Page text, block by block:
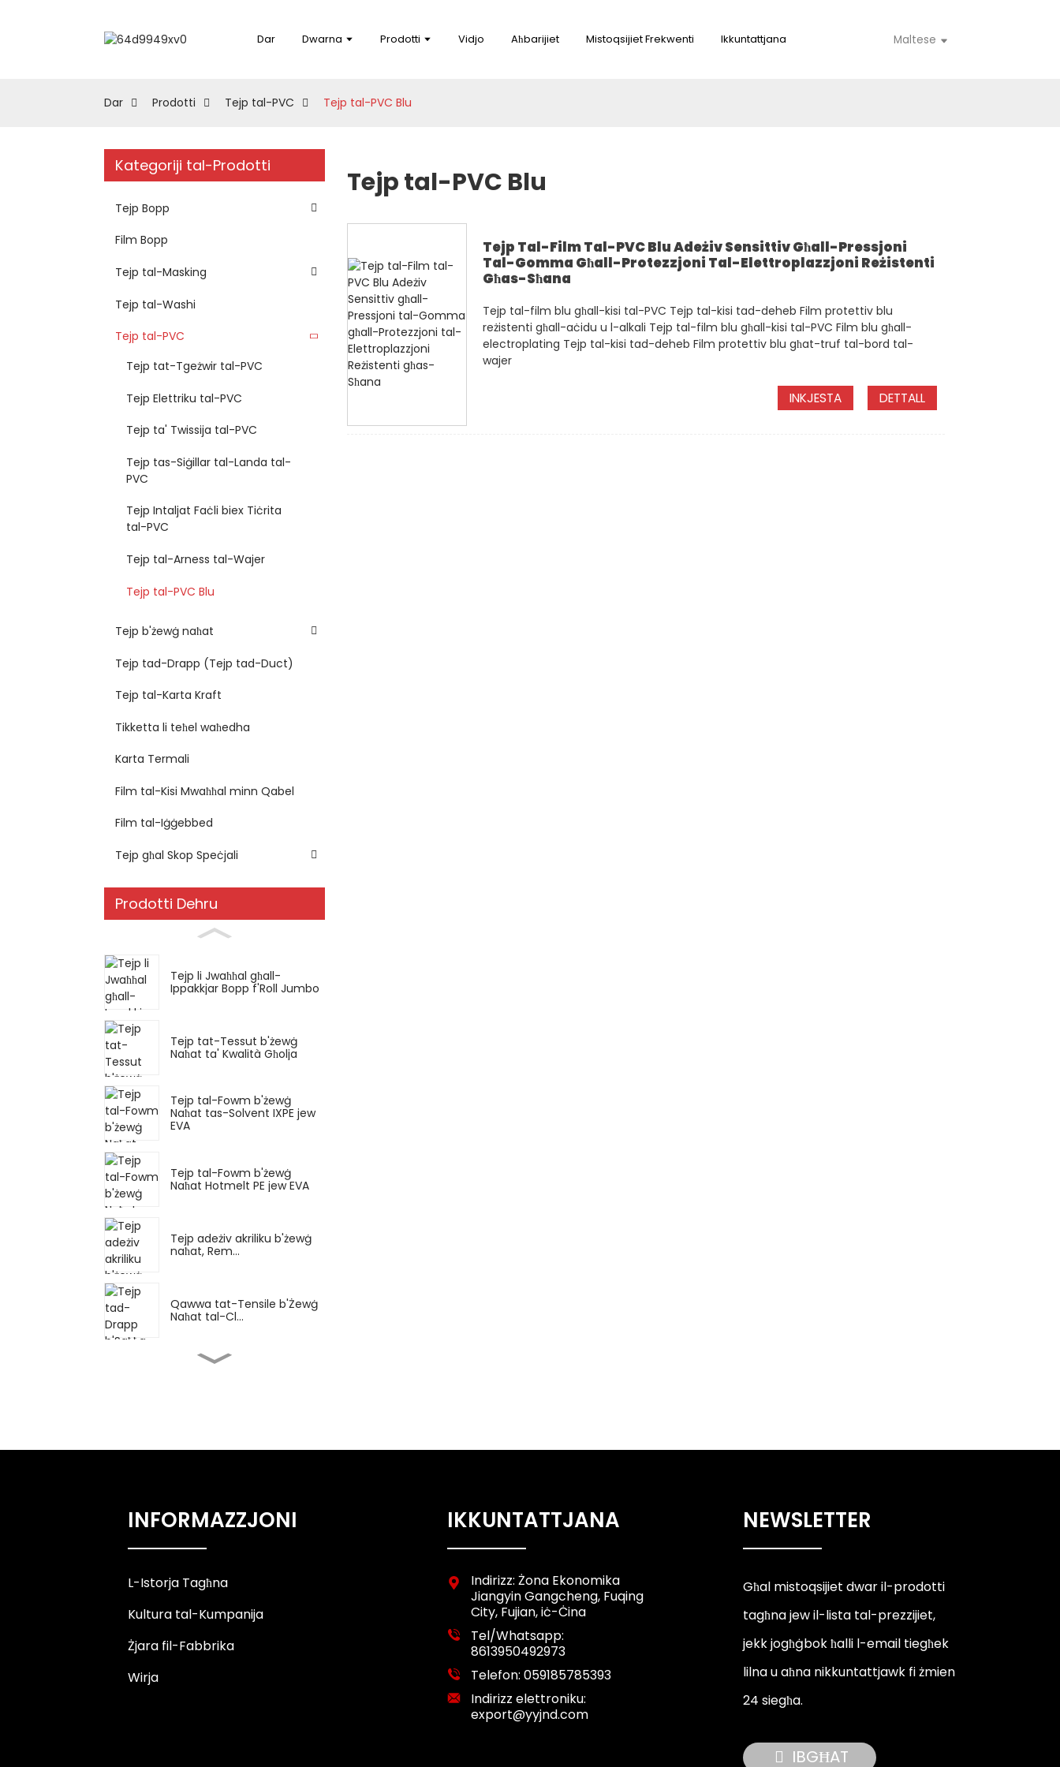
Dar Dwarna Prodotti Vidjo Aħbarijiet Mistoqsijiet Frekwenti Ikkuntattjana Maltese
Dar Prodotti Tejp tal-PVC Tejp tal-PVC Blu
Kategoriji tal-Prodotti
Tejp Bopp
Film Bopp
Tejp tal-Masking
Tejp tal-Washi
Tejp tal-PVC
Tejp tat-Tgeżwir tal-PVC
Tejp Elettriku tal-PVC
Tejp ta' Twissija tal-PVC
Tejp tas-Siġillar tal-Landa tal-
PVC
Tejp Intaljat Faċli biex Tiċrita
tal-PVC
Tejp tal-Arness tal-Wajer
Tejp tal-PVC Blu
Tejp b'żewġ naħat
Tejp tad-Drapp (Tejp tad-Duct)
Tejp tal-Karta Kraft
Tikketta li teħel waħedha
Karta Termali
Film tal-Kisi Mwaħħal minn Qabel
Film tal-Iġġebbed
Tejp għal Skop Speċjali
Prodotti Dehru
Tejp li Jwaħħal għall-
Ippakkjar Bopp f'Roll Jumbo
Tejp tat-Tessut b'żewġ
Naħat ta' Kwalità Għolja
Tejp tal-Fowm b'żewġ
Naħat tas-Solvent IXPE jew
EVA
Tejp tal-Fowm b'żewġ
Naħat Hotmelt PE jew EVA
Tejp adeżiv akriliku b'żewġ
naħat, Rem...
Qawwa tat-Tensile b'Żewġ
Naħat tal-Cl...
Kolla tal-gomma tas-
ta' Lastiku Naturali...
Qawsalla...
stampat apposta
Tejp tal-PVC Blu
Tejp Tal-Film Tal-PVC Blu Adeżiv Sensittiv Għall-Pressjoni
Tal-Gomma Għall-Protezzjoni Tal-Elettroplazzjoni Reżistenti
Għas-Sħana
Tejp tal-film blu għall-kisi tal-PVC Tejp tal-kisi tad-deheb Film protettiv blu
reżistenti għall-aċidu u l-alkali Tejp tal-film blu għall-kisi tal-PVC Film blu għall-
electroplating Tejp tal-kisi tad-deheb Film protettiv blu għat-truf tal-bord tal-
wajer
INKJESTA DETTALL
INFORMAZZJONI
L-Istorja Tagħna
Kultura tal-Kumpanija
Żjara fil-Fabbrika
Wirja
IKKUNTATTJANA
Indirizz: Żona Ekonomika
Jiangyin Gangcheng, Fuqing
City, Fujian, iċ-Ċina
Tel/Whatsapp:
8613950492973
Telefon: 059185785393
Indirizz elettroniku:
export@yyjnd.com
NEWSLETTER
Għal mistoqsijiet dwar il-prodotti
tagħna jew il-lista tal-prezzijiet,
jekk jogħġbok ħalli l-email tiegħek
lilna u aħna nikkuntattjawk fi żmien
24 siegħa.
IBGĦAT